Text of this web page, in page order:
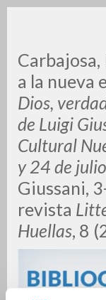
a la nueva
Dios,
de Luigi
Cultural
y 24 de
Giussani,
revista
Huellas, 8